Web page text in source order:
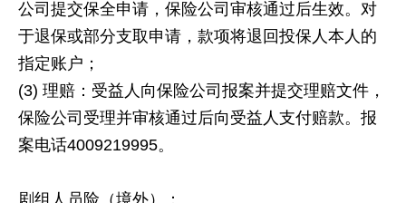
公司提交保全申请，保险公司审核通过后生效。对
于退保或部分支取申请，款项将退回投保人本人的
指定账户；
(3) 理赔：受益人向保险公司报案并提交理赔文件，
保险公司受理并审核通过后向受益人支付赔款。报
案电话4009219995。
剧组人员险（境外）：